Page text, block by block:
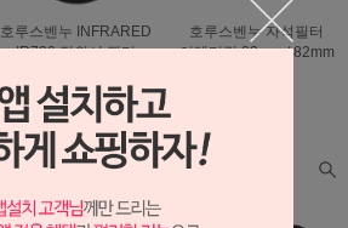
호루스벤누 INFRARED
IR720 적외선 필터
43,000원
39,000원
호루스벤누 자석필터
어댑터링 82mm / 82mm